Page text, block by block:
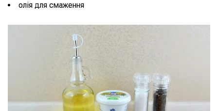
олія для смаження